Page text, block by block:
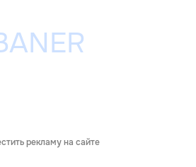
рекламу на сайте